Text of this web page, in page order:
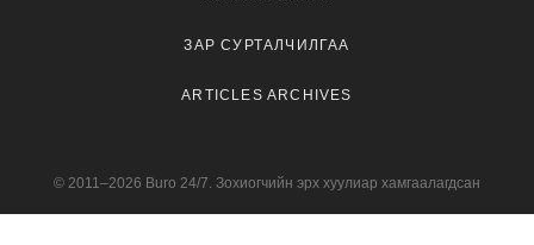
ЗАР СУРТАЛЧИЛГАА
ARTICLES ARCHIVES
© 2011–2026 Buro 24/7. Зохиогчийн эрх хуулиар хамгаалагдсан